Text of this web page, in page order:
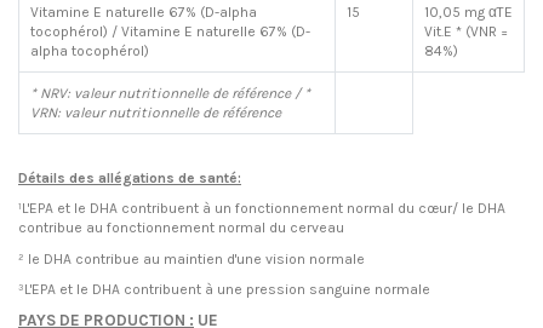
Vitamine E naturelle 67% (D-alpha
tocophérol) / Vitamine E naturelle 67% (D-
alpha tocophérol)
15
10,05 mg αTE
Vit.E * (VNR =
84%)
* NRV: valeur nutritionnelle de référence / *
VRN: valeur nutritionnelle de référence
Détails des allégations de santé:
¹L'EPA et le DHA contribuent à un fonctionnement normal du cœur/ le DHA
contribue au fonctionnement normal du cerveau
² le DHA contribue au maintien d'une vision normale
³L'EPA et le DHA contribuent à une pression sanguine normale
PAYS DE PRODUCTION : UE